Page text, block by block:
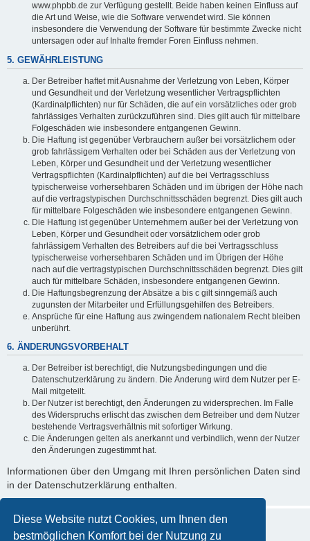
Diese Website nutzt Cookies, um Ihnen den
bestmöglichen Komfort bei der Nutzung zu
www.phpbb.de zur Verfügung gestellt. Beide haben keinen Einfluss auf
die Art und Weise, wie die Software verwendet wird. Sie können
insbesondere die Verwendung der Software für bestimmte Zwecke nicht
untersagen oder auf Inhalte fremder Foren Einfluss nehmen.
5. GEWÄHRLEISTUNG
Der Betreiber haftet mit Ausnahme der Verletzung von Leben, Körper
und Gesundheit und der Verletzung wesentlicher Vertragspflichten
(Kardinalpflichten) nur für Schäden, die auf ein vorsätzliches oder grob
fahrlässiges Verhalten zurückzuführen sind. Dies gilt auch für mittelbare
Folgeschäden wie insbesondere entgangenen Gewinn.
Die Haftung ist gegenüber Verbrauchern außer bei vorsätzlichem oder
grob fahrlässigem Verhalten oder bei Schäden aus der Verletzung von
Leben, Körper und Gesundheit und der Verletzung wesentlicher
Vertragspflichten (Kardinalpflichten) auf die bei Vertragsschluss
typischerweise vorhersehbaren Schäden und im übrigen der Höhe nach
auf die vertragstypischen Durchschnittsschäden begrenzt. Dies gilt auch
für mittelbare Folgeschäden wie insbesondere entgangenen Gewinn.
Die Haftung ist gegenüber Unternehmern außer bei der Verletzung von
Leben, Körper und Gesundheit oder vorsätzlichem oder grob
fahrlässigem Verhalten des Betreibers auf die bei Vertragsschluss
typischerweise vorhersehbaren Schäden und im Übrigen der Höhe
nach auf die vertragstypischen Durchschnittsschäden begrenzt. Dies gilt
auch für mittelbare Schäden, insbesondere entgangenen Gewinn.
Die Haftungsbegrenzung der Absätze a bis c gilt sinngemäß auch
zugunsten der Mitarbeiter und Erfüllungsgehilfen des Betreibers.
Ansprüche für eine Haftung aus zwingendem nationalem Recht bleiben
unberührt.
6. ÄNDERUNGSVORBEHALT
Der Betreiber ist berechtigt, die Nutzungsbedingungen und die
Datenschutzerklärung zu ändern. Die Änderung wird dem Nutzer per E-
Mail mitgeteilt.
Der Nutzer ist berechtigt, den Änderungen zu widersprechen. Im Falle
des Widerspruchs erlischt das zwischen dem Betreiber und dem Nutzer
bestehende Vertragsverhältnis mit sofortiger Wirkung.
Die Änderungen gelten als anerkannt und verbindlich, wenn der Nutzer
den Änderungen zugestimmt hat.
Informationen über den Umgang mit Ihren persönlichen Daten sind
in der Datenschutzerklärung enthalten.